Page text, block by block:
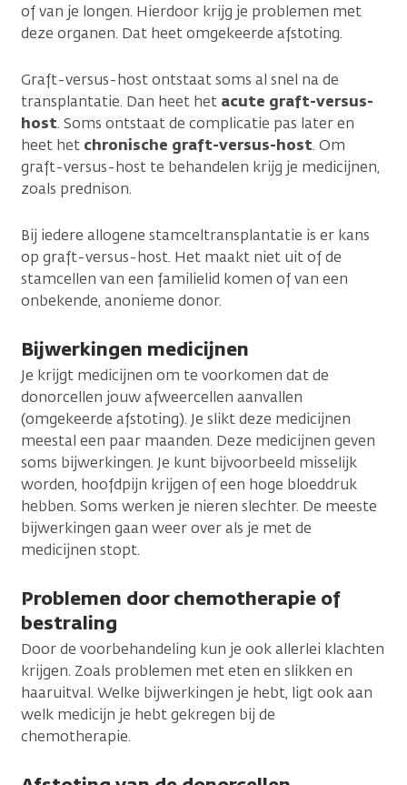
of van je longen. Hierdoor krijg je problemen met
deze organen. Dat heet omgekeerde afstoting.
Graft-versus-host ontstaat soms al snel na de
transplantatie. Dan heet het acute graft-versus-
host. Soms ontstaat de complicatie pas later en
heet het chronische graft-versus-host. Om
graft-versus-host te behandelen krijg je medicijnen,
zoals prednison.
Bij iedere allogene stamceltransplantatie is er kans
op graft-versus-host. Het maakt niet uit of de
stamcellen van een familielid komen of van een
onbekende, anonieme donor.
Bijwerkingen medicijnen
Je krijgt medicijnen om te voorkomen dat de
donorcellen jouw afweercellen aanvallen
(omgekeerde afstoting). Je slikt deze medicijnen
meestal een paar maanden. Deze medicijnen geven
soms bijwerkingen. Je kunt bijvoorbeeld misselijk
worden, hoofdpijn krijgen of een hoge bloeddruk
hebben. Soms werken je nieren slechter. De meeste
bijwerkingen gaan weer over als je met de
medicijnen stopt.
Problemen door chemotherapie of
bestraling
Door de voorbehandeling kun je ook allerlei klachten
krijgen. Zoals problemen met eten en slikken en
haaruitval. Welke bijwerkingen je hebt, ligt ook aan
welk medicijn je hebt gekregen bij de
chemotherapie.